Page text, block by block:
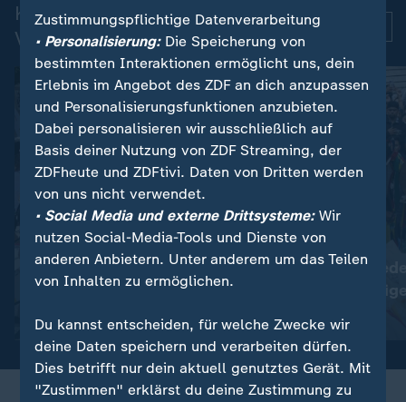
Kurznachrichten: Aktuelle
Videos
Plauen in Sachsen:
Tausende protestieren
gegen die Bundesregierung
Video
Nepal :
Kathmandu
toten
Video 0:43
Zustimmungspflichtige Datenverarbeitung
• Personalisierung:Die Speicherung von
bestimmten Interaktionen ermöglicht uns, dein
Erlebnis im Angebot des ZDF an dich anzupassen
und Personalisierungsfunktionen anzubieten.
Dabei personalisieren wir ausschließlich auf
Basis deiner Nutzung von ZDF Streaming, der
ZDFheute und ZDFtivi. Daten von Dritten werden
von uns nicht verwendet.
• Social Media und externe Drittsysteme:Wir
nutzen Social-Media-Tools und Dienste von
anderen Anbietern. Unter anderem um das Teilen
von Inhalten zu ermöglichen.
Du kannst entscheiden, für welche Zwecke wir
deine Daten speichern und verarbeiten dürfen.
Dies betrifft nur dein aktuell genutztes Gerät. Mit
"Zustimmen" erklärst du deine Zustimmung zu